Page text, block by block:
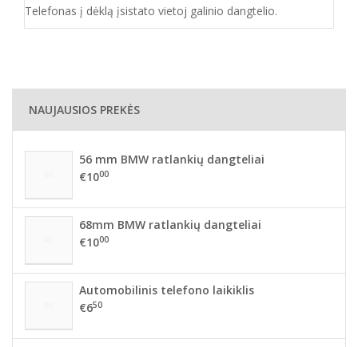
Telefonas į dėklą įsistato vietoj galinio dangtelio.
NAUJAUSIOS PREKĖS
56 mm BMW ratlankių dangteliai
€1000
68mm BMW ratlankių dangteliai
€1000
Automobilinis telefono laikiklis
€650